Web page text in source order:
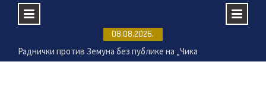
content
08.08.2026.
Раднички против Земуна без публике на „Чика
Дачи“